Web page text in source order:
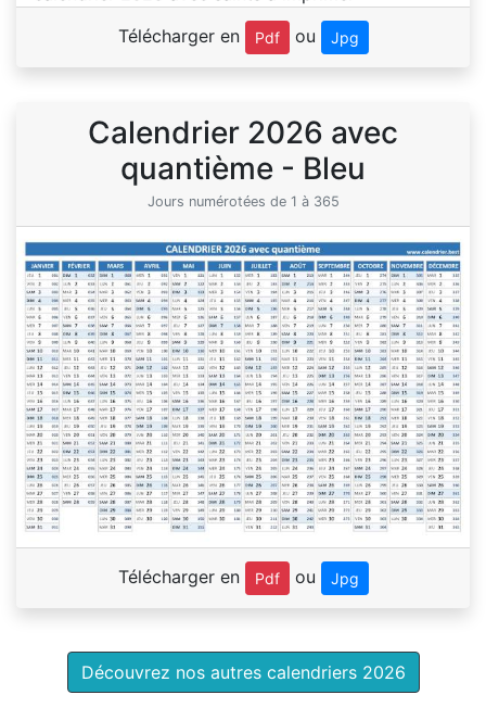
Télécharger en Pdf ou Jpg
Calendrier 2026 avec
quantième - Bleu
Jours numérotées de 1 à 365
Télécharger en Pdf ou Jpg
Découvrez nos autres calendriers 2026